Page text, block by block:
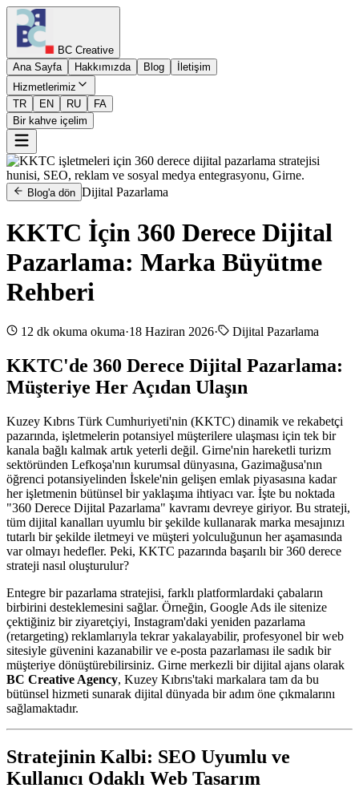
BC Creative
Ana Sayfa
Hakkımızda Blog
İletişim
Hizmetlerimiz
TR
EN RU
FA
Bir kahve içelim
Blog'a dön Dijital Pazarlama
KKTC İçin 360 Derece Dijital
Pazarlama: Marka Büyütme
Rehberi
12 dk okuma okuma·18 Haziran 2026· Dijital Pazarlama
KKTC'de 360 Derece Dijital Pazarlama:
Müşteriye Her Açıdan Ulaşın
Kuzey Kıbrıs Türk Cumhuriyeti'nin (KKTC) dinamik ve rekabetçi
pazarında, işletmelerin potansiyel müşterilere ulaşması için tek bir
kanala bağlı kalmak artık yeterli değil. Girne'nin hareketli turizm
sektöründen Lefkoşa'nın kurumsal dünyasına, Gazimağusa'nın
öğrenci potansiyelinden İskele'nin gelişen emlak piyasasına kadar
her işletmenin bütünsel bir yaklaşıma ihtiyacı var. İşte bu noktada
"360 Derece Dijital Pazarlama" kavramı devreye giriyor. Bu strateji,
tüm dijital kanalları uyumlu bir şekilde kullanarak marka mesajınızı
tutarlı bir şekilde iletmeyi ve müşteri yolculuğunun her aşamasında
var olmayı hedefler. Peki, KKTC pazarında başarılı bir 360 derece
strateji nasıl oluşturulur?
Entegre bir pazarlama stratejisi, farklı platformlardaki çabaların
birbirini desteklemesini sağlar. Örneğin, Google Ads ile sitenize
çektiğiniz bir ziyaretçiyi, Instagram'daki yeniden pazarlama
(retargeting) reklamlarıyla tekrar yakalayabilir, profesyonel bir web
sitesiyle güvenini kazanabilir ve e-posta pazarlaması ile sadık bir
müşteriye dönüştürebilirsiniz. Girne merkezli bir dijital ajans olarak
BC Creative Agency, Kuzey Kıbrıs'taki markalara tam da bu
bütünsel hizmeti sunarak dijital dünyada bir adım öne çıkmalarını
sağlamaktadır.
Stratejinin Kalbi: SEO Uyumlu ve
Kullanıcı Odaklı Web Tasarım